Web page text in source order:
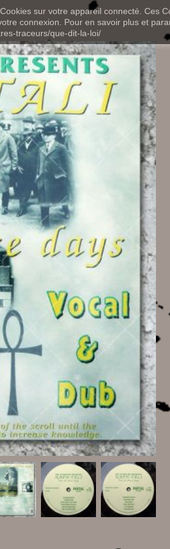
sur votre appareil connecté. Ces
connexion. Pour en savoir plus et
traceurs/que-dit-la-loi/